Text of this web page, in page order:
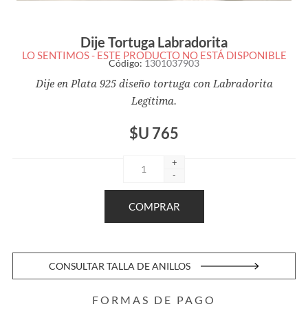
LO SENTIMOS - ESTE PRODUCTO NO ESTÁ DISPONIBLE
Dije Tortuga Labradorita
Código: 1301037903
Dije en Plata 925 diseño tortuga con Labradorita
Legítima.
$U 765
+
-
CONSULTAR TALLA DE ANILLOS
FORMAS DE PAGO